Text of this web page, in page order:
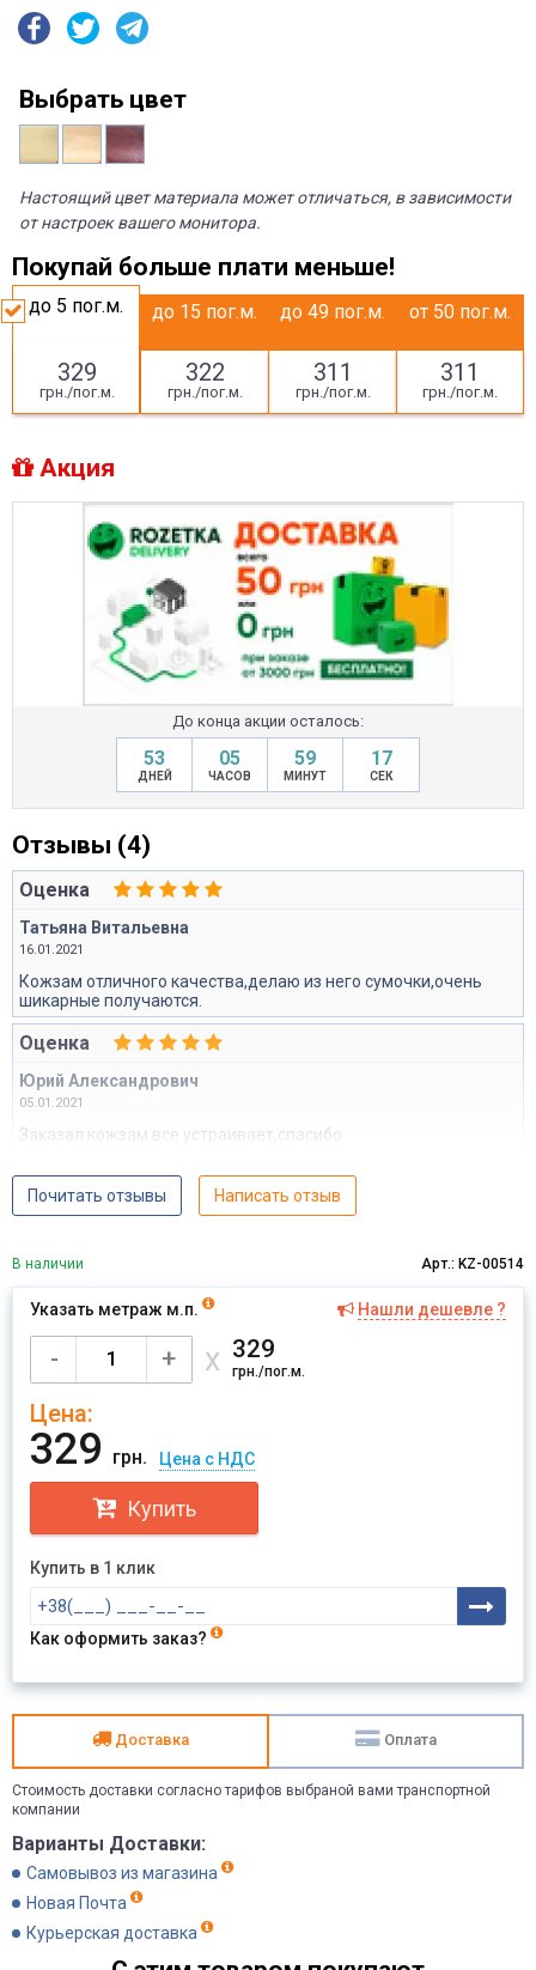
Выбрать цвет
Настоящий цвет материала может отличаться, в зависимости
от настроек вашего монитора.
Покупай больше плати меньше!
до 5 пог.м.
329
грн./пог.м.
до 15 пог.м.
322
грн./пог.м.
до 49 пог.м.
311
грн./пог.м.
от 50 пог.м.
311
грн./пог.м.
Акция
До конца акции осталось:
53
ДНЕЙ
05
ЧАСОВ
59
МИНУТ
17
СЕК
Отзывы (4)
Оценка
Татьяна Витальевна
16.01.2021
Кожзам отличного качества,делаю из него сумочки,очень
шикарные получаются.
Оценка
Юрий Александрович
05.01.2021
Заказал кожзам все устраивает,спасибо
Почитать отзывы Написать отзыв
В наличии Арт.: KZ-00514
Указать метраж м.п. Нашли дешевле ?
- + х 329
грн./пог.м.
Цена:
329 грн. Цена с НДС
Купить
Купить в 1 клик
Как оформить заказ?
Доставка Оплата
Стоимость доставки согласно тарифов выбраной вами транспортной
компании
Варианты Доставки:
Самовывоз из магазина
Новая Почта
Курьерская доставка